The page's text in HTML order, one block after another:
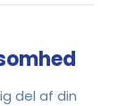
del af din